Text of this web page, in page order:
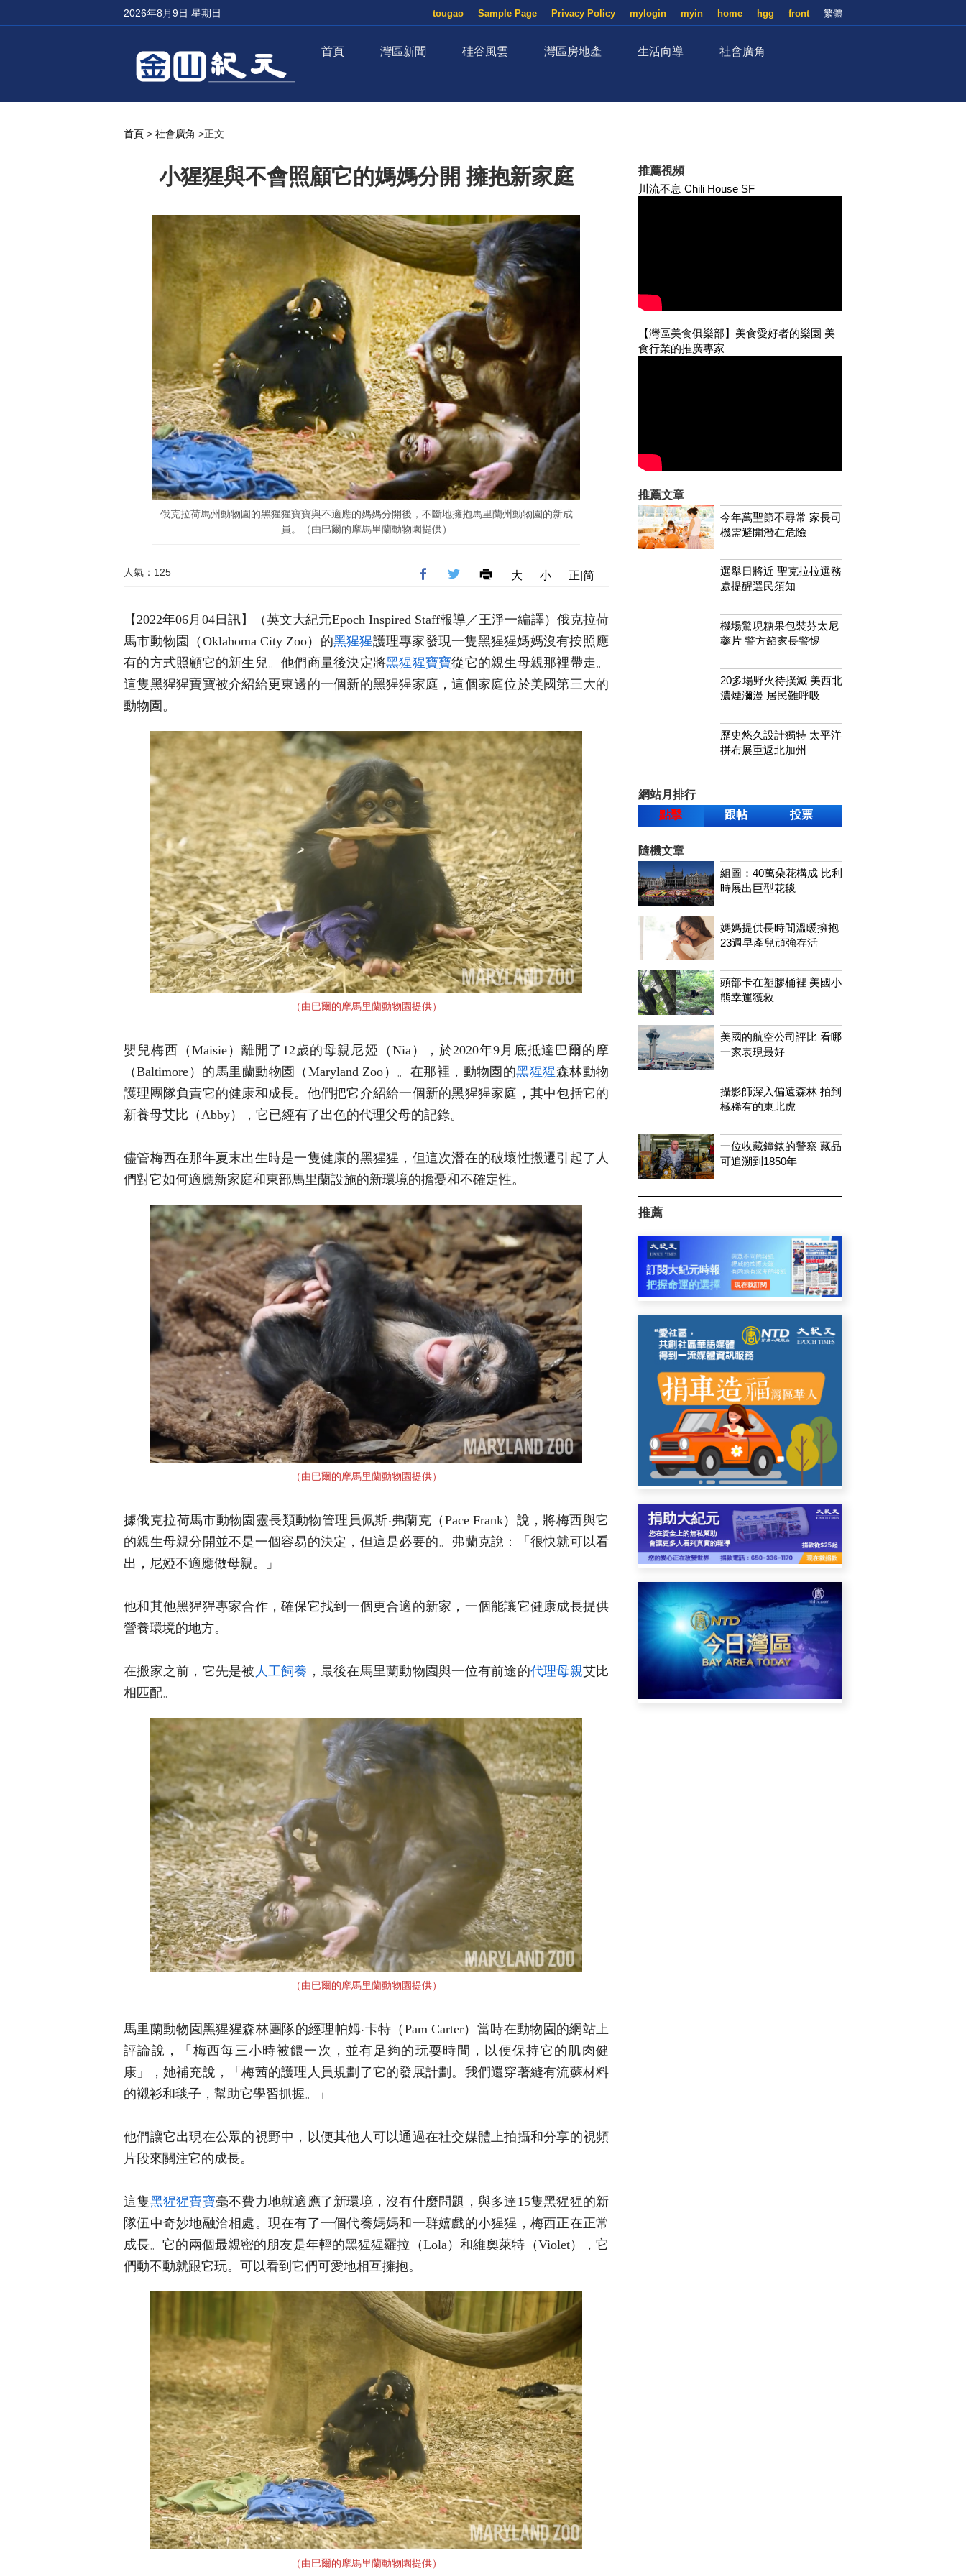
2026年8月9日 星期日 繁體
front
hgg
home
myin
mylogin
Privacy Policy
Sample Page
tougao
首頁 灣區新聞 硅谷風雲 灣區房地產 生活向導 社會廣角
首頁 > 社會廣角 >正文
小猩猩與不會照顧它的媽媽分開 擁抱新家庭
俄克拉荷馬州動物園的黑猩猩寶寶與不適應的媽媽分開後，不斷地擁抱馬里蘭州動物園的新成
員。（由巴爾的摩馬里蘭動物園提供）
人氣：125 大 小 正|简
【2022年06月04日訊】（英文大紀元Epoch Inspired Staff報導／王淨一編譯）俄克拉荷
馬市動物園（Oklahoma City Zoo）的黑猩猩護理專家發現一隻黑猩猩媽媽沒有按照應
有的方式照顧它的新生兒。他們商量後決定將黑猩猩寶寶從它的親生母親那裡帶走。
這隻黑猩猩寶寶被介紹給更東邊的一個新的黑猩猩家庭，這個家庭位於美國第三大的
動物園。
（由巴爾的摩馬里蘭動物園提供）
嬰兒梅西（Maisie）離開了12歲的母親尼婭（Nia），於2020年9月底抵達巴爾的摩
（Baltimore）的馬里蘭動物園（Maryland Zoo）。在那裡，動物園的黑猩猩森林動物
護理團隊負責它的健康和成長。他們把它介紹給一個新的黑猩猩家庭，其中包括它的
新養母艾比（Abby），它已經有了出色的代理父母的記錄。
儘管梅西在那年夏末出生時是一隻健康的黑猩猩，但這次潛在的破壞性搬遷引起了人
們對它如何適應新家庭和東部馬里蘭設施的新環境的擔憂和不確定性。
（由巴爾的摩馬里蘭動物園提供）
據俄克拉荷馬市動物園靈長類動物管理員佩斯‧弗蘭克（Pace Frank）說，將梅西與它
的親生母親分開並不是一個容易的決定，但這是必要的。弗蘭克說：「很快就可以看
出，尼婭不適應做母親。」
他和其他黑猩猩專家合作，確保它找到一個更合適的新家，一個能讓它健康成長提供
營養環境的地方。
在搬家之前，它先是被 人工飼養 ，最後在馬里蘭動物園與一位有前途的代理母親艾比
相匹配。
（由巴爾的摩馬里蘭動物園提供）
馬里蘭動物園黑猩猩森林團隊的經理帕姆‧卡特（Pam Carter）當時在動物園的網站上
評論說，「梅西每三小時被餵一次，並有足夠的玩耍時間，以便保持它的肌肉健
康」，她補充說，「梅茜的護理人員規劃了它的發展計劃。我們還穿著縫有流蘇材料
的襯衫和毯子，幫助它學習抓握。」
他們讓它出現在公眾的視野中，以便其他人可以通過在社交媒體上拍攝和分享的視頻
片段來關注它的成長。
這隻黑猩猩寶寶毫不費力地就適應了新環境，沒有什麼問題，與多達15隻黑猩猩的新
隊伍中奇妙地融洽相處。現在有了一個代養媽媽和一群嬉戲的小猩猩，梅西正在正常
成長。它的兩個最親密的朋友是年輕的黑猩猩羅拉（Lola）和維奧萊特（Violet），它
們動不動就跟它玩。可以看到它們可愛地相互擁抱。
（由巴爾的摩馬里蘭動物園提供）
推薦視頻
川流不息 Chili House SF
【灣區美食俱樂部】美食愛好者的樂園 美
食行業的推廣專家
推薦文章
今年萬聖節不尋常 家長司
機需避開潛在危險
選舉日將近 聖克拉拉選務
處提醒選民須知
機場驚現糖果包裝芬太尼
藥片 警方籲家長警惕
20多場野火待撲滅 美西北
濃煙瀰漫 居民難呼吸
歷史悠久設計獨特 太平洋
拼布展重返北加州
網站月排行
點擊
跟帖 投票
隨機文章
組圖：40萬朵花構成 比利
時展出巨型花毯
媽媽提供長時間溫暖擁抱
23週早產兒頑強存活
頭部卡在塑膠桶裡 美國小
熊幸運獲救
美國的航空公司評比 看哪
一家表現最好
攝影師深入偏遠森林 拍到
極稀有的東北虎
一位收藏鐘錶的警察 藏品
可追溯到1850年
推薦